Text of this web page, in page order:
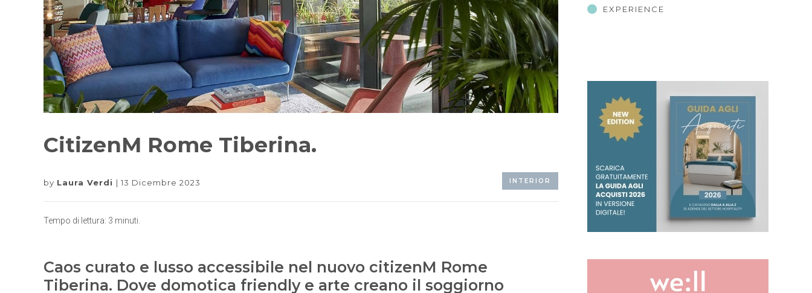
CitizenM Rome Tiberina.
by Laura Verdi 13 Dicembre 2023 INTERIOR
Tempo di lettura: 3 minuti.
Caos curato e lusso accessibile nel nuovo citizenM Rome
Tiberina. Dove domotica friendly e arte creano il soggiorno
EXPERIENCE